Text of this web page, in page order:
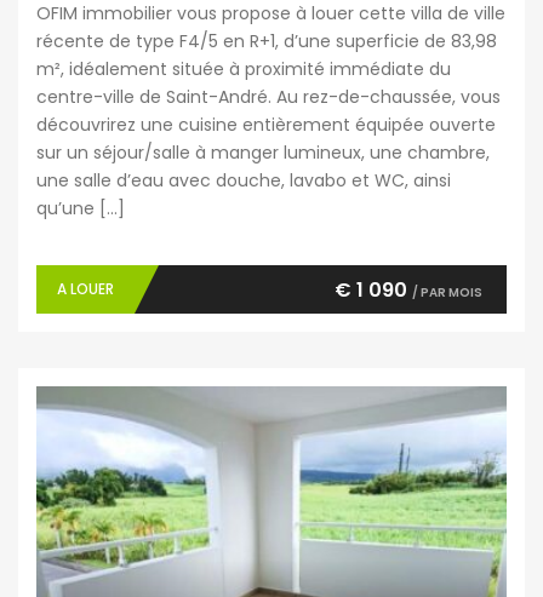
OFIM immobilier vous propose à louer cette villa de ville
récente de type F4/5 en R+1, d’une superficie de 83,98
m², idéalement située à proximité immédiate du
centre-ville de Saint-André. Au rez-de-chaussée, vous
découvrirez une cuisine entièrement équipée ouverte
sur un séjour/salle à manger lumineux, une chambre,
une salle d’eau avec douche, lavabo et WC, ainsi
qu’une […]
A LOUER € 1 090 / PAR MOIS